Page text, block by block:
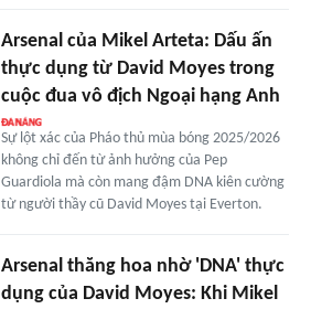
Arsenal của Mikel Arteta: Dấu ấn
thực dụng từ David Moyes trong
cuộc đua vô địch Ngoại hạng Anh
Sự lột xác của Pháo thủ mùa bóng 2025/2026
không chỉ đến từ ảnh hưởng của Pep
Guardiola mà còn mang đậm DNA kiên cường
từ người thầy cũ David Moyes tại Everton.
Arsenal thăng hoa nhờ 'DNA' thực
dụng của David Moyes: Khi Mikel